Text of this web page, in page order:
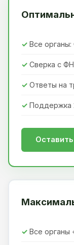
Все
Сверка с
Ответы на
Поддержка
Все органы